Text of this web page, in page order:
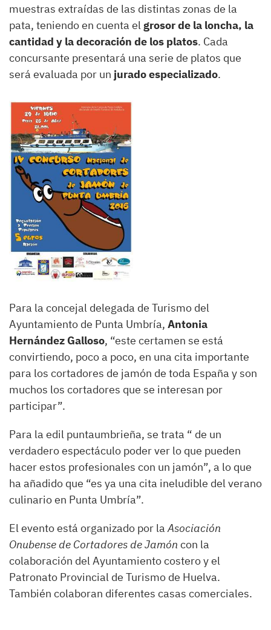
muestras extraídas de las distintas zonas de la
pata, teniendo en cuenta el grosor de la loncha, la
cantidad y la decoración de los platos. Cada
concursante presentará una serie de platos que
será evaluada por un jurado especializado.
Para la concejal delegada de Turismo del
Ayuntamiento de Punta Umbría, Antonia
Hernández Galloso, “este certamen se está
convirtiendo, poco a poco, en una cita importante
para los cortadores de jamón de toda España y son
muchos los cortadores que se interesan por
participar”.
Para la edil puntaumbrieña, se trata “ de un
verdadero espectáculo poder ver lo que pueden
hacer estos profesionales con un jamón”, a lo que
ha añadido que “es ya una cita ineludible del verano
culinario en Punta Umbría”.
El evento está organizado por laAsociación
Onubense de Cortadores de Jamón con la
colaboración del Ayuntamiento costero y el
Patronato Provincial de Turismo de Huelva.
También colaboran diferentes casas comerciales.